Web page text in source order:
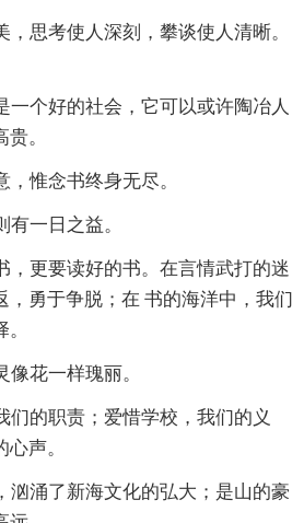
，思考使人深刻，攀谈使人清晰。
一个好的社会，它可以或许陶冶人
。
惟念书终身无尽。
一日之益。
，更要读好的书。在言情武打的迷
，勇于争脱；在 书的海洋中，我们
花一样瑰丽。
们的职责；爱惜学校，我们的义
声。
汹涌了新海文化的弘大；是山的豪